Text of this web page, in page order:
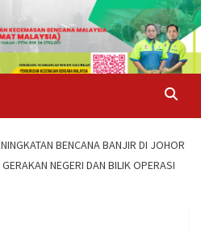
BENCANA BANJIR DI JOHOR
NEGERI DAN BILIK OPERASI